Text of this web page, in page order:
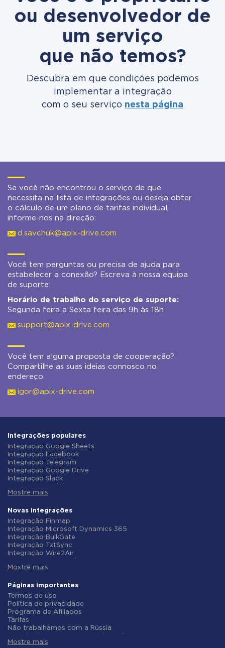
ou desenvolvedor de
um serviço
que não temos?
Descubra em que condições podemos
implementar a integração
com o seu serviço nesta página
Se você não encontrou o serviço de que
necessita na lista de integrações ou deseja obter
o cálculo de um plano de tarifas individual,
informe-nos na direção:
d.savchuk@apix-drive.com
Você tem perguntas ou precisa de ajuda para
estabelecer a conexão? Escreva à nossa equipa
de suporte:
Horário de trabalho do serviço de suporte:
Segunda feira a Sexta feira das 9h às 18h
support@apix-drive.com
Você tem alguma proposta de cooperação?
Compartilhe as suas ideias connosco no
endereço:
igor@apix-drive.com
Integrações populares
Integração Google Sheets
Integração Facebook
Integração Telegram
Integração Google Drive
Integração Slack
Integração Gmail
Integração ClickUp
Integração Airtable
Integração Google Contacts
Integração OpenAI (ChatGPT)
Integração Instagram
Integração ActiveCampaign
Integração Typeform
Integração Salesforce CRM
Integração Notion
Integração AWeber
Integração Asana
Integração ZOHO CRM
Integração Webhooks
Integração GetResponse
Integração WooCommerce
Mostre mais
Novas integrações
Integração Finmap
Integração Microsoft Dynamics 365
Integração BulkGate
Integração TxtSync
Integração Wire2Air
Integração Infobip
Integração AtomPark
Integração TXTImpact
Integração Campaign Monitor
Integração CM.com
Integração D7 Networks
Integração SMS.to
Integração SMSGlobal
Integração Textlocal
Mostre mais
Páginas importantes
Termos de uso
Política de privacidade
Programa de Afiliados
Tarifas
Não trabalhamos com a Rússia
Politica de reembolso
Mostre mais